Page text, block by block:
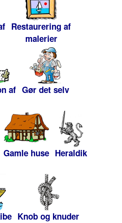
Restaurering af
malerier
af Gør det selv
Gamle huse Heraldik
Knob og knuder